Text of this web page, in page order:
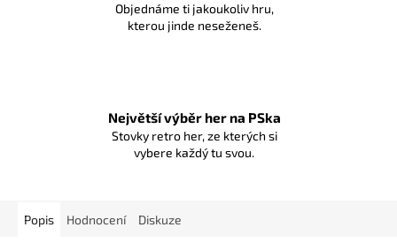
Objednáme ti jakoukoliv hru,
kterou jinde neseženeš.
Největší výběr her na PSka
Stovky retro her, ze kterých si
vybere každý tu svou.
Popis Hodnocení Diskuze